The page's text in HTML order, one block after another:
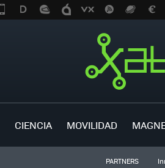
CIENCIA MOVILIDAD
PARTNERS